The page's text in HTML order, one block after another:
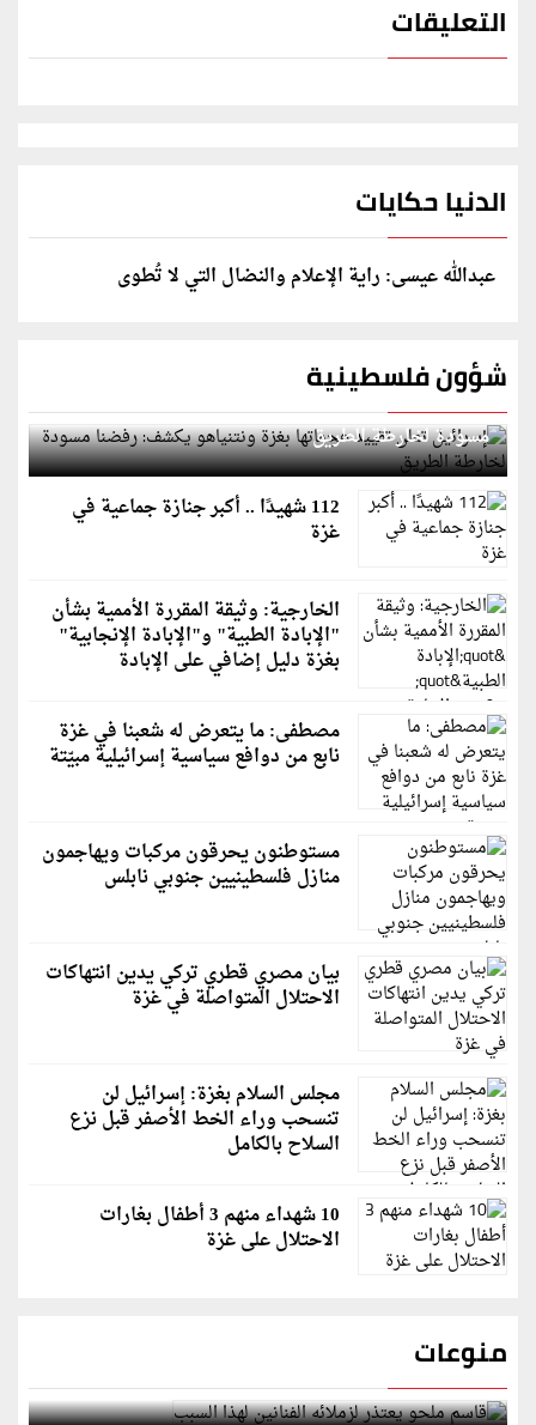
التعليقات
الدنيا حكايات
عبدالله عيسى: راية الإعلام والنضال التي لا تُطوى
شؤون فلسطينية
إسرائيل تعلن تقييد هجماتها بغزة ونتنياهو يكشف: رفضنا
مسودة لخارطة الطريق
112 شهيدًا .. أكبر جنازة جماعية في
غزة
الخارجية: وثيقة المقررة الأممية بشأن
"الإبادة الطبية" و"الإبادة الإنجابية"
بغزة دليل إضافي على الإبادة
مصطفى: ما يتعرض له شعبنا في غزة
نابع من دوافع سياسية إسرائيلية مبيّتة
مستوطنون يحرقون مركبات ويهاجمون
منازل فلسطينيين جنوبي نابلس
بيان مصري قطري تركي يدين انتهاكات
الاحتلال المتواصلة في غزة
مجلس السلام بغزة: إسرائيل لن
تنسحب وراء الخط الأصفر قبل نزع
السلاح بالكامل
10 شهداء منهم 3 أطفال بغارات
الاحتلال على غزة
منوعات
قاسم ملحو يعتذر لزملائه الفنانين لهذا السبب